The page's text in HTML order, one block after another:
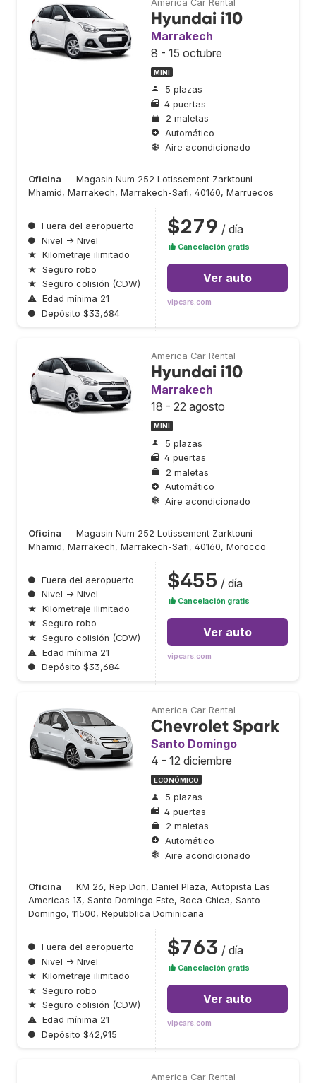
America Car Rental
Hyundai i10
Marrakech
8 - 15 octubre
MINI
5 plazas
4 puertas
2 maletas
Automático
Aire acondicionado
Oficina
Magasin Num 252 Lotissement Zarktouni
Mhamid, Marrakech, Marrakech-Safi, 40160, Marruecos
● Fuera del aeropuerto
● Nivel → Nivel
★ Kilometraje ilimitado
★ Seguro robo
★ Seguro colisión (CDW)
⚠ Edad mínima 21
● Depósito $33,684
$279 / día
Cancelación gratis
Ver auto
vipcars.com
America Car Rental
Hyundai i10
Marrakech
18 - 22 agosto
MINI
5 plazas
4 puertas
2 maletas
Automático
Aire acondicionado
Oficina
Magasin Num 252 Lotissement Zarktouni
Mhamid, Marrakech, Marrakech-Safi, 40160, Morocco
● Fuera del aeropuerto
● Nivel → Nivel
★ Kilometraje ilimitado
★ Seguro robo
★ Seguro colisión (CDW)
⚠ Edad mínima 21
● Depósito $33,684
$455 / día
Cancelación gratis
Ver auto
vipcars.com
America Car Rental
Chevrolet Spark
Santo Domingo
4 - 12 diciembre
ECONÓMICO
5 plazas
4 puertas
2 maletas
Automático
Aire acondicionado
Oficina
KM 26, Rep Don, Daniel Plaza, Autopista Las
Americas 13, Santo Domingo Este, Boca Chica, Santo
Domingo, 11500, Repubblica Dominicana
● Fuera del aeropuerto
● Nivel → Nivel
★ Kilometraje ilimitado
★ Seguro robo
★ Seguro colisión (CDW)
⚠ Edad mínima 21
● Depósito $42,915
$763 / día
Cancelación gratis
Ver auto
vipcars.com
America Car Rental